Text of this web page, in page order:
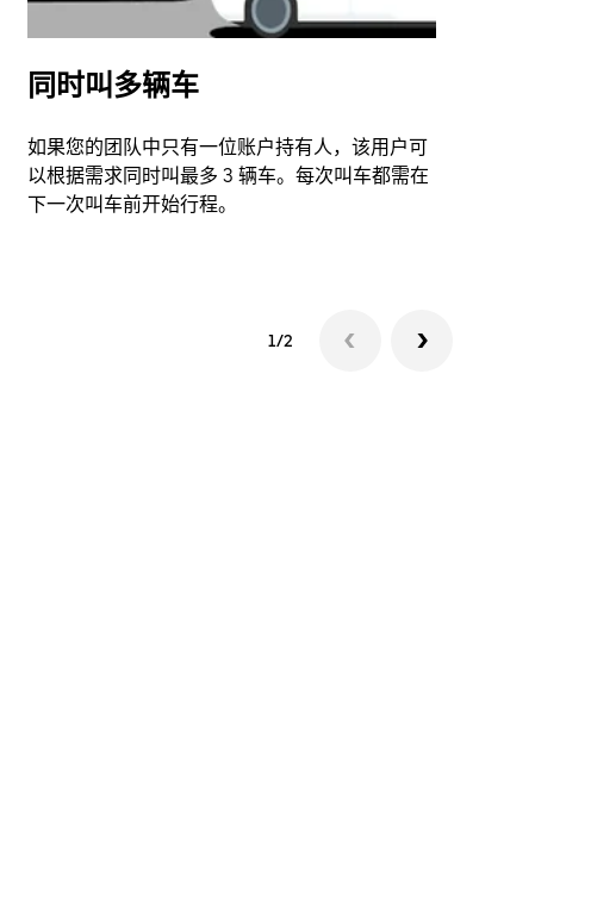
同时叫多辆车
如果您的团队中只有一位账户持有人，该用户可
以根据需求同时叫最多 3 辆车。每次叫车都需在
下一次叫车前开始行程。
1/2